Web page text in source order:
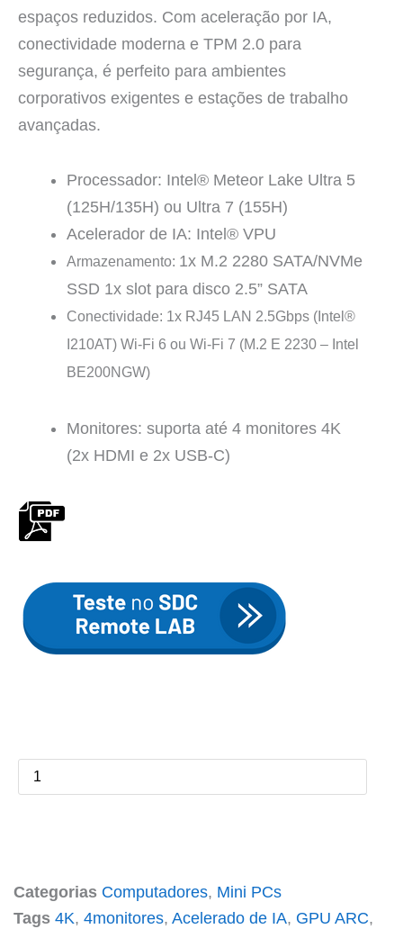
espaços reduzidos. Com aceleração por IA,
conectividade moderna e TPM 2.0 para
segurança, é perfeito para ambientes
corporativos exigentes e estações de trabalho
avançadas.
Processador: Intel® Meteor Lake Ultra 5
(125H/135H) ou Ultra 7 (155H)
Acelerador de IA: Intel® VPU
Armazenamento: 1x M.2 2280 SATA/NVMe
SSD 1x slot para disco 2.5” SATA
Conectividade: 1x RJ45 LAN 2.5Gbps (Intel®
I210AT) Wi-Fi 6 ou Wi-Fi 7 (M.2 E 2230 – Intel
BE200NGW)
Monitores: suporta até 4 monitores 4K
(2x HDMI e 2x USB-C)
Ultra
quantidade
Categorias Computadores, Mini PCs
Tags 4K, 4monitores, Acelerado de IA, GPU ARC,